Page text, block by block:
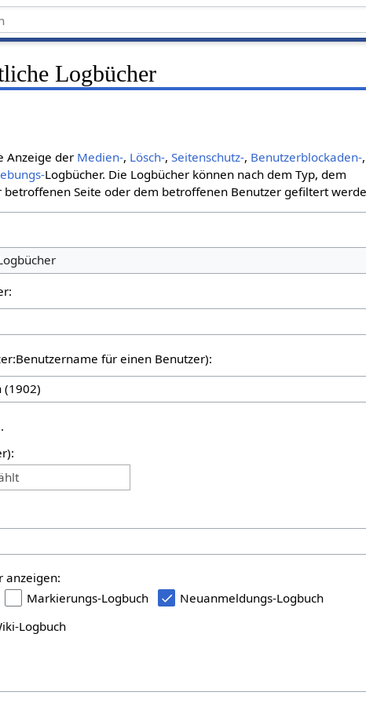
Logbücher
Anzeige der Medien-, Lösch-,Seitenschutz-, Benutzerblockaden-,
Logbücher. Die Logbücher können nach dem Typ, dem
betroffenen Seite oder dem betroffenen Benutzer gefiltert
für einen Benutzer):
anzeigen:
Markierungs-Logbuch
Neuanmeldungs-Logbuch
Logbuch